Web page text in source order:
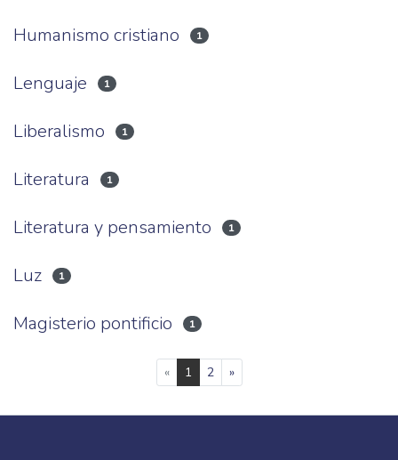
Humanismo cristiano 1
Lenguaje 1
Liberalismo 1
Literatura 1
Literatura y pensamiento 1
Luz 1
Magisterio pontificio 1
« 1(current)
2 »